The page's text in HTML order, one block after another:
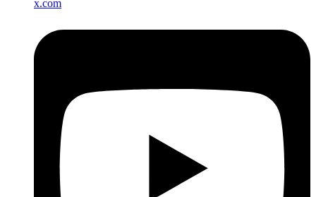
x.com